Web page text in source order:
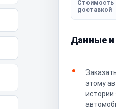
Данные и
этому
истории